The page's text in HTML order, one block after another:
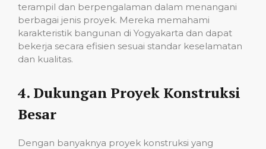
terampil dan berpengalaman dalam menangani
berbagai jenis proyek. Mereka memahami
karakteristik bangunan di Yogyakarta dan dapat
bekerja secara efisien sesuai standar keselamatan
dan kualitas.
4. Dukungan Proyek Konstruksi
Besar
Dengan banyaknya proyek konstruksi yang